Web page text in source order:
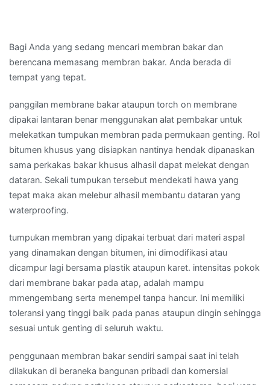
Bagi Anda yang sedang mencari membran bakar dan
berencana memasang membran bakar. Anda berada di
tempat yang tepat.
panggilan membrane bakar ataupun torch on membrane
dipakai lantaran benar menggunakan alat pembakar untuk
melekatkan tumpukan membran pada permukaan genting. Rol
bitumen khusus yang disiapkan nantinya hendak dipanaskan
sama perkakas bakar khusus alhasil dapat melekat dengan
dataran. Sekali tumpukan tersebut mendekati hawa yang
tepat maka akan melebur alhasil membantu dataran yang
waterproofing.
tumpukan membran yang dipakai terbuat dari materi aspal
yang dinamakan dengan bitumen, ini dimodifikasi atau
dicampur lagi bersama plastik ataupun karet. intensitas pokok
dari membrane bakar pada atap, adalah mampu
mmengembang serta menempel tanpa hancur. Ini memiliki
toleransi yang tinggi baik pada panas ataupun dingin sehingga
sesuai untuk genting di seluruh waktu.
penggunaan membran bakar sendiri sampai saat ini telah
dilakukan di beraneka bangunan pribadi dan komersial